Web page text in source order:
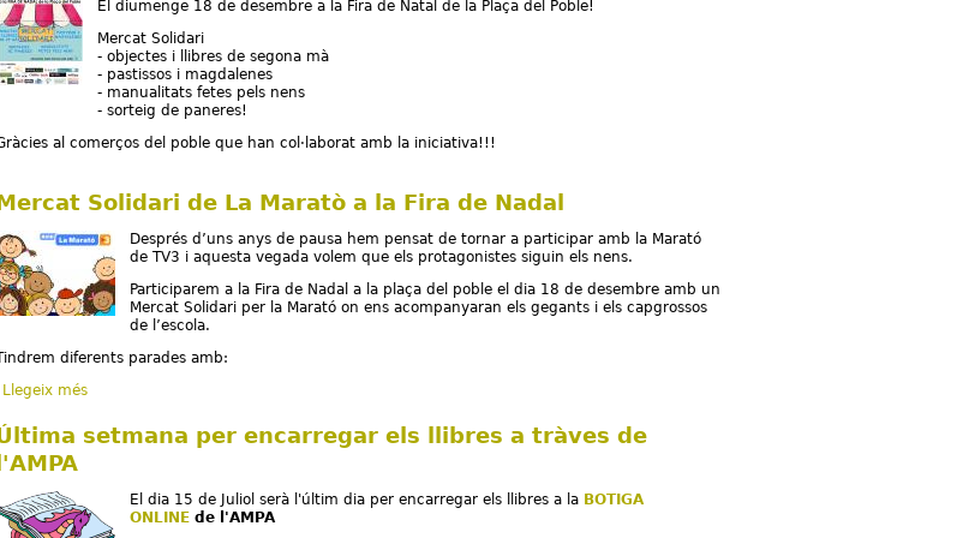
El diumenge 18 de desembre a la Fira de Natal de la Plaça del Poble!
Mercat Solidari
- objectes i llibres de segona mà
- pastissos i magdalenes
- manualitats fetes pels nens
- sorteig de paneres!
al comerços del poble que han col·laborat amb la iniciativa!!!
Solidari de La Maratò a la Fira de Nadal
Després d’uns anys de pausa hem pensat de tornar a participar amb la Marató
de TV3 i aquesta vegada volem que els protagonistes siguin els nens.
Participarem a la Fira de Nadal a la plaça del poble el dia 18 de desembre amb un
Mercat Solidari per la Marató on ens acompanyaran els gegants i els capgrossos
de l’escola.
diferents parades amb:
Llegeix més
setmana per encarregar els llibres a tràves de
l'AMPA
El dia 15 de Juliol serà l'últim dia per encarregar els llibres a la BOTIGA
ONLINE de l'AMPA